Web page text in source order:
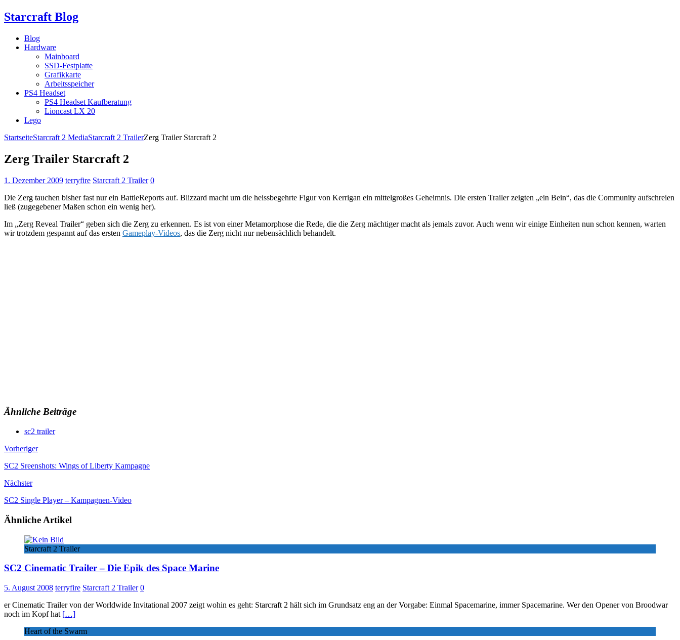
Starcraft Blog
Blog
Hardware
Mainboard
SSD-Festplatte
Grafikkarte
Arbeitsspeicher
PS4 Headset
PS4 Headset Kaufberatung
Lioncast LX 20
Lego
StartseiteStarcraft 2 MediaStarcraft 2 TrailerZerg Trailer Starcraft 2
Zerg Trailer Starcraft 2
1. Dezember 2009 terryfire Starcraft 2 Trailer 0
Die Zerg tauchen bisher fast nur ein BattleReports auf. Blizzard macht um die heissbegehrte Figur von Kerrigan ein mittelgroßes Geheimnis. Die ersten Trailer zeigten „ein Bein“, das die Community aufschreien
ließ (zugegebener Maßen schon ein wenig her).
Im „Zerg Reveal Trailer“ geben sich die Zerg zu erkennen. Es ist von einer Metamorphose die Rede, die die Zerg mächtiger macht als jemals zuvor. Auch wenn wir einige Einheiten nun schon kennen, warten
wir trotzdem gespannt auf das ersten Gameplay-Videos, das die Zerg nicht nur nebensächlich behandelt.
Ähnliche Beiträge
sc2 trailer
Vorheriger
SC2 Sreenshots: Wings of Liberty Kampagne
Nächster
SC2 Single Player – Kampagnen-Video
Ähnliche Artikel
Starcraft 2 Trailer
SC2 Cinematic Trailer – Die Epik des Space Marine
5. August 2008 terryfire Starcraft 2 Trailer 0
er Cinematic Trailer von der Worldwide Invitational 2007 zeigt wohin es geht: Starcraft 2 hält sich im Grundsatz eng an der Vorgabe: Einmal Spacemarine, immer Spacemarine. Wer den Opener von Broodwar
noch im Kopf hat […]
Heart of the Swarm